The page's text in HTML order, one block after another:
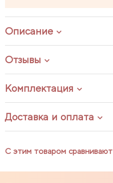
Описание
Отзывы
Комплектация
Доставка и оплата
С этим товаром сравнивают